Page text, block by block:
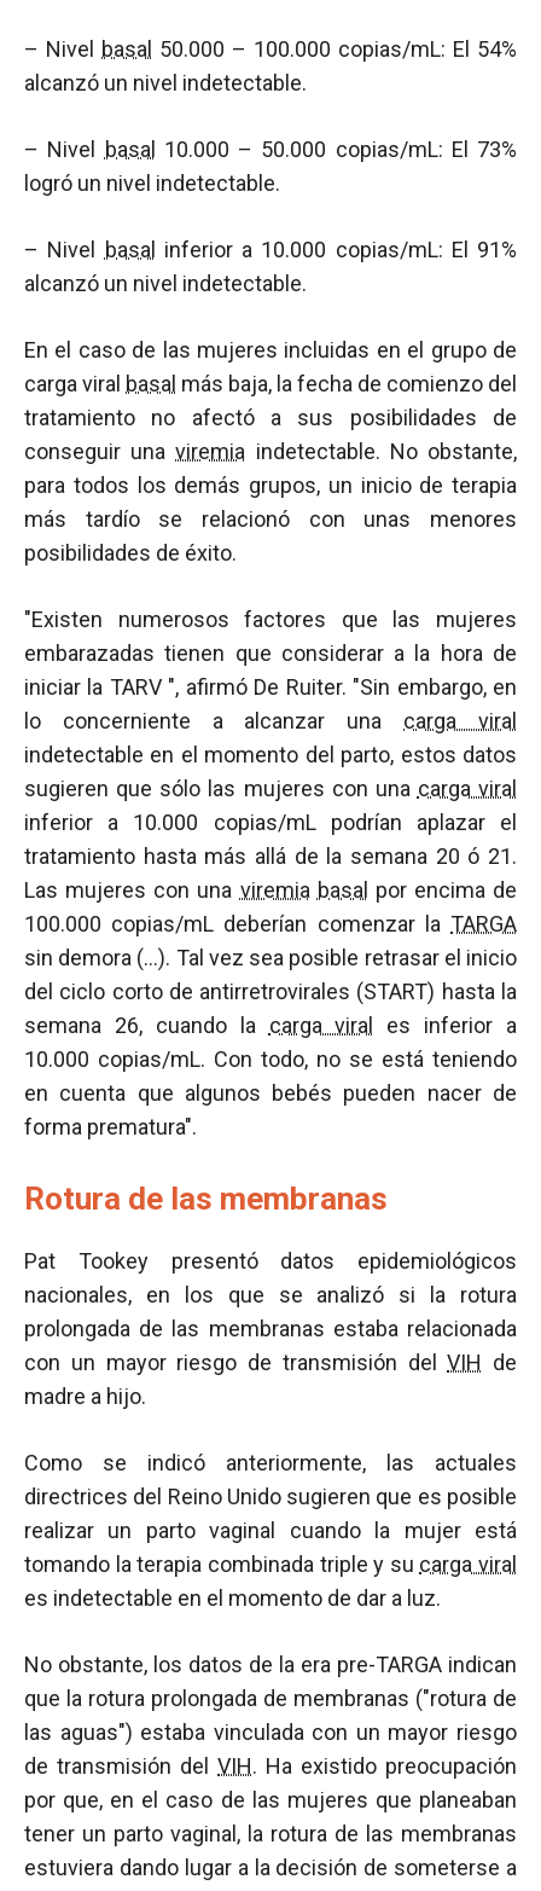
– Nivel basal 50.000 – 100.000 copias/mL: El 54%
alcanzó un nivel indetectable.
– Nivel basal
10.000 – 50.000 copias/mL: El 73%
logró un nivel indetectable.
– Nivel basal
inferior a 10.000 copias/mL: El 91%
alcanzó un nivel indetectable.
En el caso de las mujeres incluidas en el grupo de
carga viral basal más baja, la fecha de comienzo del
tratamiento no afectó a sus posibilidades de
conseguir unaviremia indetectable. No obstante,
para todos los demás grupos, un inicio de terapia
más tardío se relacionó con unas menores
posibilidades de éxito.
"Existen numerosos factores que las mujeres
embarazadas tienen que considerar a la hora de
iniciar la TARV ", afirmó De Ruiter. "Sin embargo, en
lo concerniente a alcanzar una carga viral
indetectable en el momento del parto, estos datos
sugieren que sólo las mujeres con una carga viral
inferior a 10.000 copias/mL podrían aplazar el
tratamiento hasta más allá de la semana 20 ó 21.
Las mujeres con una viremia basal por encima de
100.000 copias/mL deberían comenzar la TARGA
sin demora (…). Tal vez sea posible retrasar el inicio
del ciclo corto de antirretrovirales (START) hasta la
semana 26, cuando la carga viral
es inferior a
10.000 copias/mL. Con todo, no se está teniendo
en cuenta que algunos bebés pueden nacer de
forma prematura".
Rotura de las membranas
Pat Tookey presentó datos epidemiológicos
nacionales, en los que se analizó si la rotura
prolongada de las membranas estaba relacionada
con un mayor riesgo de transmisión delVIH de
madre a hijo.
Como se indicó anteriormente, las actuales
directrices del Reino Unido sugieren que es posible
realizar un parto vaginal cuando la mujer está
tomando la terapia combinada triple y su carga viral
es indetectable en el momento de dar a luz.
No obstante, los datos de la era pre-TARGA indican
que la rotura prolongada de membranas ("rotura de
las aguas") estaba vinculada con un mayor riesgo
de transmisión del VIH. Ha existido preocupación
por que, en el caso de las mujeres que planeaban
tener un parto vaginal, la rotura de las membranas
estuviera dando lugar a la decisión de someterse a